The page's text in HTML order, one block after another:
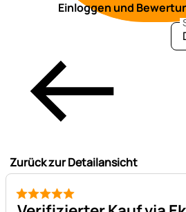
Einloggen und
Zurück zur Detailansicht
5 von 5